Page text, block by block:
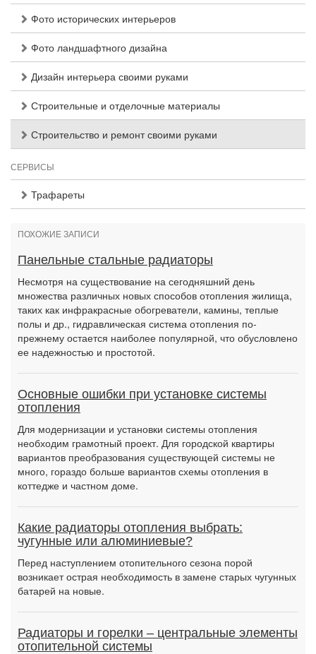
Фото исторических интерьеров
Фото ландшафтного дизайна
Дизайн интерьера своими руками
Строительные и отделочные материалы
Строительство и ремонт своими руками
СЕРВИСЫ
Трафареты
ПОХОЖИЕ ЗАПИСИ
Панельные стальные радиаторы
Несмотря на существование на сегодняшний день
множества различных новых способов отопления жилища,
таких как инфракрасные обогреватели, камины, теплые
полы и др., гидравлическая система отопления по-
прежнему остается наиболее популярной, что обусловлено
ее надежностью и простотой.
Основные ошибки при установке системы
отопления
Для модернизации и установки системы отопления
необходим грамотный проект. Для городской квартиры
вариантов преобразования существующей системы не
много, гораздо больше вариантов схемы отопления в
коттедже и частном доме.
Какие радиаторы отопления выбрать:
чугунные или алюминиевые?
Перед наступлением отопительного сезона порой
возникает острая необходимость в замене старых чугунных
батарей на новые.
Радиаторы и горелки – центральные элементы
отопительной системы